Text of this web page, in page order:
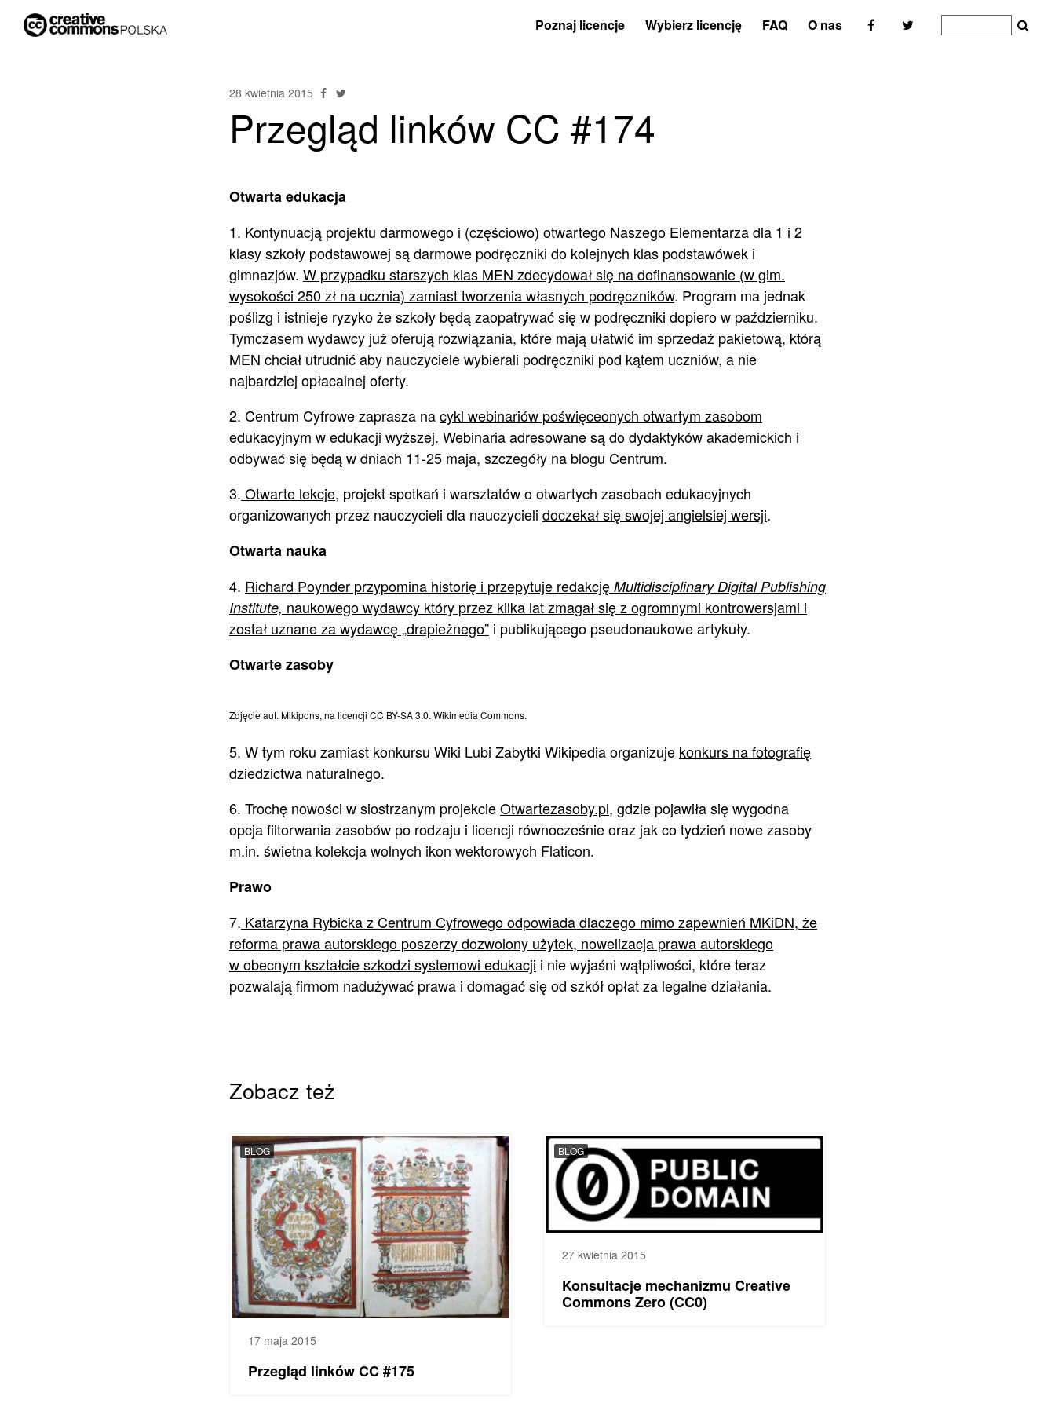
Poznaj licencje Wybierz licencję FAQ O nas
28 kwietnia 2015
Przegląd linków CC #174
Otwarta edukacja
1. Kontynuacją projektu darmowego i (częściowo) otwartego Naszego Elementarza dla 1 i 2
klasy szkoły podstawowej są darmowe podręczniki do kolejnych klas podstawówek i
gimnazjów. W przypadku starszych klas MEN zdecydował się na dofinansowanie (w gim.
wysokości 250 zł na ucznia) zamiast tworzenia własnych podręczników. Program ma jednak
poślizg i istnieje ryzyko że szkoły będą zaopatrywać się w podręczniki dopiero w październiku.
Tymczasem wydawcy już oferują rozwiązania, które mają ułatwić im sprzedaż pakietową, którą
MEN chciał utrudnić aby nauczyciele wybierali podręczniki pod kątem uczniów, a nie
najbardziej opłacalnej oferty.
2. Centrum Cyfrowe zaprasza nacykl webinariów poświęceonych otwartym zasobom
edukacyjnym w edukacji wyższej. Webinaria adresowane są do dydaktyków akademickich i
odbywać się będą w dniach 11-25 maja, szczegóły na blogu Centrum.
3. Otwarte lekcje, projekt spotkań i warsztatów o otwartych zasobach edukacyjnych
organizowanych przez nauczycieli dla nauczycieli doczekał się swojej angielsiej wersji.
Otwarta nauka
4. Richard Poynder przypomina historię i przepytuje redakcję Multidisciplinary Digital Publishing
Institute, naukowego wydawcy który przez kilka lat zmagał się z ogromnymi kontrowersjami i
został uznane za wydawcę „drapieżnego” i publikującego pseudonaukowe artykuły.
Otwarte zasoby
Zdjęcie aut. Mikipons, na licencji CC BY-SA 3.0. Wikimedia Commons.
5. W tym roku zamiast konkursu Wiki Lubi Zabytki Wikipedia organizuje konkurs na fotografię
dziedzictwa naturalnego.
6. Trochę nowości w siostrzanym projekcieOtwartezasoby.pl, gdzie pojawiła się wygodna
opcja filtorwania zasobów po rodzaju i licencji równocześnie oraz jak co tydzień nowe zasoby
m.in. świetna kolekcja wolnych ikon wektorowych Flaticon.
Prawo
7. Katarzyna Rybicka z Centrum Cyfrowego odpowiada dlaczego mimo zapewnień MKiDN, że
reforma prawa autorskiego poszerzy dozwolony użytek, nowelizacja prawa autorskiego
w obecnym kształcie szkodzi systemowi edukacji i nie wyjaśni wątpliwości, które teraz
pozwalają firmom nadużywać prawa i domagać się od szkół opłat za legalne działania.
Zobacz też
BLOG
17 maja 2015
Przegląd linków CC #175
BLOG
27 kwietnia 2015
Konsultacje mechanizmu Creative
Commons Zero (CC0)